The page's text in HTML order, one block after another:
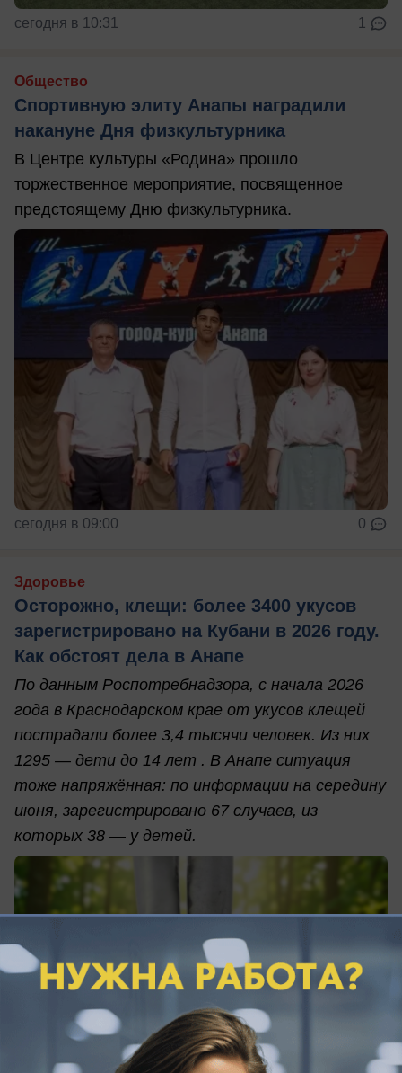
сегодня в 10:31 1
Общество
Спортивную элиту Анапы наградили
накануне Дня физкультурника
В Центре культуры «Родина» прошло
торжественное мероприятие, посвященное
предстоящему Дню физкультурника.
сегодня в 09:00 0
Здоровье
Осторожно, клещи: более 3400 укусов
зарегистрировано на Кубани в 2026 году.
Как обстоят дела в Анапе
По данным Роспотребнадзора, с начала 2026
года в Краснодарском крае от укусов клещей
пострадали более 3,4 тысячи человек. Из них
1295 — дети до 14 лет . В Анапе ситуация
тоже напряжённая: по информации на середину
июня, зарегистрировано 67 случаев, из
которых 38 — у детей.